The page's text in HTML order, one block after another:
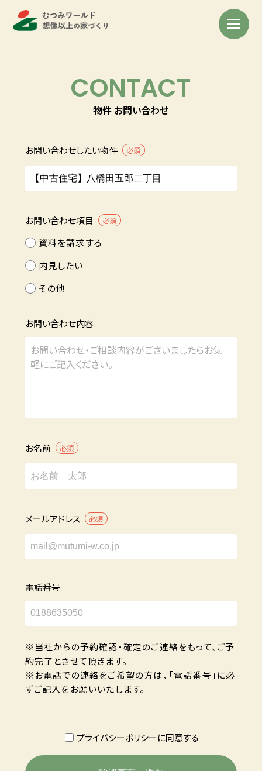
CONTACT
物件 お問い合わせ
お問い合わせしたい物件 必須
お問い合わせ項目 必須
資料を請求する
内見したい
その他
お問い合わせ内容
お名前 必須
メールアドレス 必須
電話番号
※当社からの予約確認・確定のご連絡をもって、ご予
約完了とさせて頂きます。
※お電話での連絡をご希望の方は、「電話番号」に必
ずご記入をお願いいたします。
プライバシーポリシーに同意する